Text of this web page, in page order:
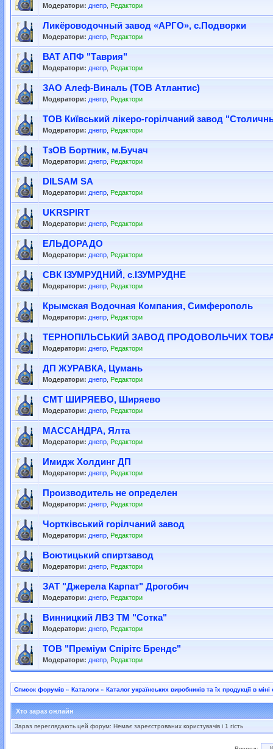
Модератори: днепр Редактори
Ликёроводочный завод «АРГО», с.Подворки
Модератори: днепр Редактори
ВАТ АПФ "Таврия"
Модератори: днепр Редактори
ЗАО Алеф-Виналь (ТОВ Атлантис)
Модератори: днепр Редактори
ТОВ Київський лікеро-горілчаний завод
Модератори: днепр Редактори
ТзОВ Бортник, м.Бучач
Модератори: днепр Редактори
DILSAM SA
Модератори: днепр Редактори
UKRSPIRT
Модератори: днепр Редактори
ЕЛЬДОРАДО
Модератори: днепр Редактори
СВК IЗУМРУДНИЙ, с.IЗУМРУДНЕ
Модератори: днепр Редактори
Крымская Водочная Компания, Симферополь
Модератори: днепр Редактори
ТЕРНОПIЛЬСЬКИЙ ЗАВОД ПРОДОВОЛЬЧИХ
Модератори: днепр Редактори
ДП ЖУРАВКА, Цумань
Модератори: днепр Редактори
СМТ ШИРЯЕВО, Ширяево
Модератори: днепр Редактори
МАССАНДРА, Ялта
Модератори: днепр Редактори
Имидж Холдинг ДП
Модератори: днепр Редактори
Производитель не определен
Модератори: днепр Редактори
Чортківський горілчаний завод
Модератори: днепр Редактори
Воютицький спиртзавод
Модератори: днепр Редактори
ЗАТ "Джерела Карпат" Дрогобич
Модератори: днепр Редактори
Винницкий ЛВЗ ТМ "Сотка"
Модератори: днепр Редактори
ТОВ "Премiум Спiрiтс Брендс"
Модератори: днепр Редактори
Список форумів » Каталоги » Каталог українських виробників та їх продукції в міні
Хто зараз онлайн
Зараз переглядають цей форум: Немає зареєстрованих користувачів і 1 гість